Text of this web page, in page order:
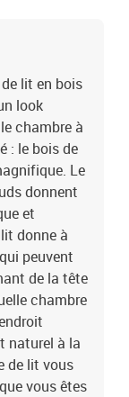
lit en bois
look
chambre à
: le bois de
Le
donnent
et
donne à
peuvent
de la tête
chambre
naturel à la
de lit vous
vous êtes